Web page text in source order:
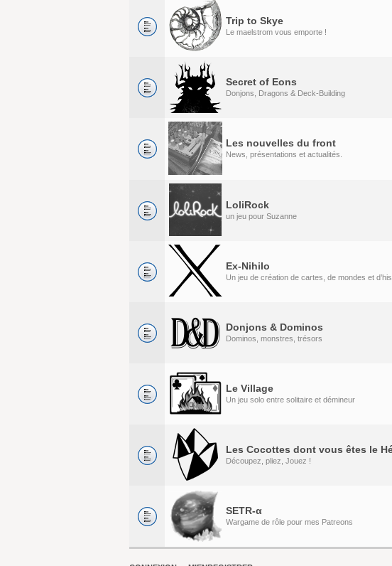
Trip to Skye
Le maelstrom vous emporte !
Secret of Eons
Donjons, Dragons & Deck-Building
Les nouvelles du front
News, présentations et actualités.
LoliRock
un jeu pour Suzanne
Ex-Nihilo
Un jeu de création de cartes, de mondes et
Donjons & Dominos
Dominos, monstres, trésors
Le Village
Un jeu solo entre solitaire et démineur
Les Cocottes dont vous êtes le
Découpez, pliez, Jouez !
SETR-α
Wargame de rôle pour mes Patreons